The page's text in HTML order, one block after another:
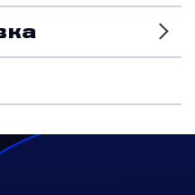
оборудование